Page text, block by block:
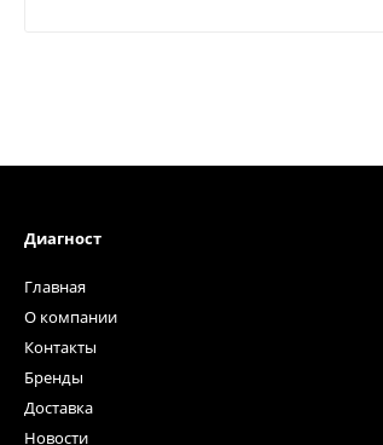
Диагност
Главная
О компании
Контакты
Бренды
Доставка
Новости